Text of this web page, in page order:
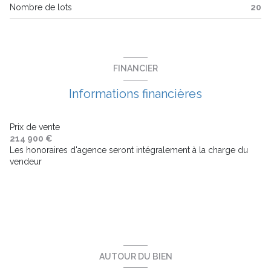
visiophone
interphone
accès handicapé
Nombre de lots 20
FINANCIER
Informations financières
Prix de vente
214 900 €
Les honoraires d'agence seront intégralement à la charge du
vendeur
AUTOUR DU BIEN